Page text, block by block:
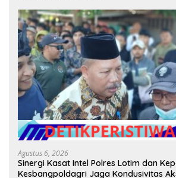
Agustus 6, 2026
Sinergi Kasat Intel Polres Lotim dan
Kesbangpoldagri Jaga Kondusivitas